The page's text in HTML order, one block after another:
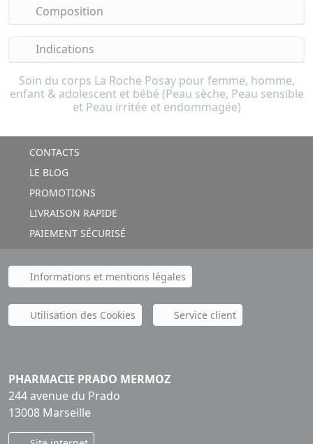
Composition
Indications
Soin du corps La Roche Posay pour femme, homme,
enfant & adolescent et bébé (Peau sèche, Peau sensible
et Peau irritée et endommagée)
CONTACTS
LE BLOG
PROMOTIONS
LIVRAISON RAPIDE
PAIEMENT SÉCURISÉ
Informations et mentions légales
Utilisation des Cookies Service client
PHARMACIE PRADO MERMOZ
244 avenue du Prado
13008 Marseille